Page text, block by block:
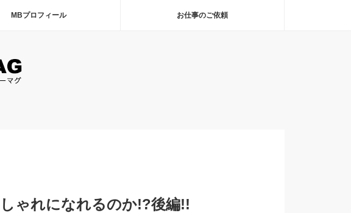
MBプロフィール お仕事のご依頼
ゃれになれるのか!?後編!!